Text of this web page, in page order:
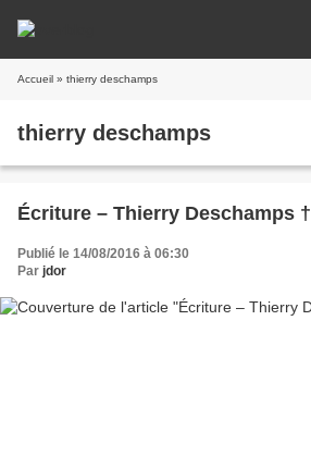
Accueil » thierry deschamps
thierry deschamps
Écriture – Thierry Deschamps †
Publié le 14/08/2016 à 06:30
Par jdor